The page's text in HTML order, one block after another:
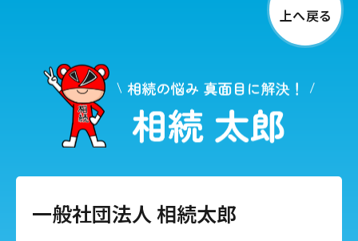
上へ戻る
一般社団法人 相続太郎